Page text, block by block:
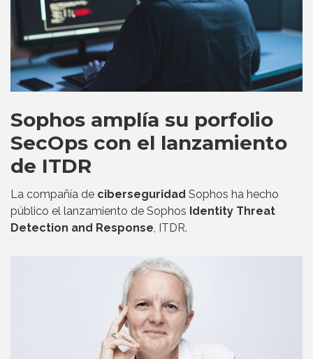
Sophos amplía su porfolio
SecOps con el lanzamiento
de ITDR
La compañía de ciberseguridad Sophos ha hecho
público el lanzamiento de Sophos Identity Threat
Detection and Response, ITDR.